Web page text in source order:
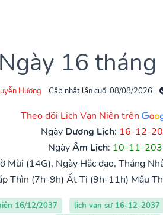
16
Hương Cập nhật lần cuối 08/08/2026
Theo dõi Lịch Vạn Niên trên
Ngày Dương Lịch: 16-12-
NgàyÂm Lịch: 10-11-
Mùi (14G), Ngày Hắc đạo, Tháng
Thìn (7h-9h) Ất Tị (9h-11h) Mậu
16/12/2037 lịch vạn sự 16-12-2037